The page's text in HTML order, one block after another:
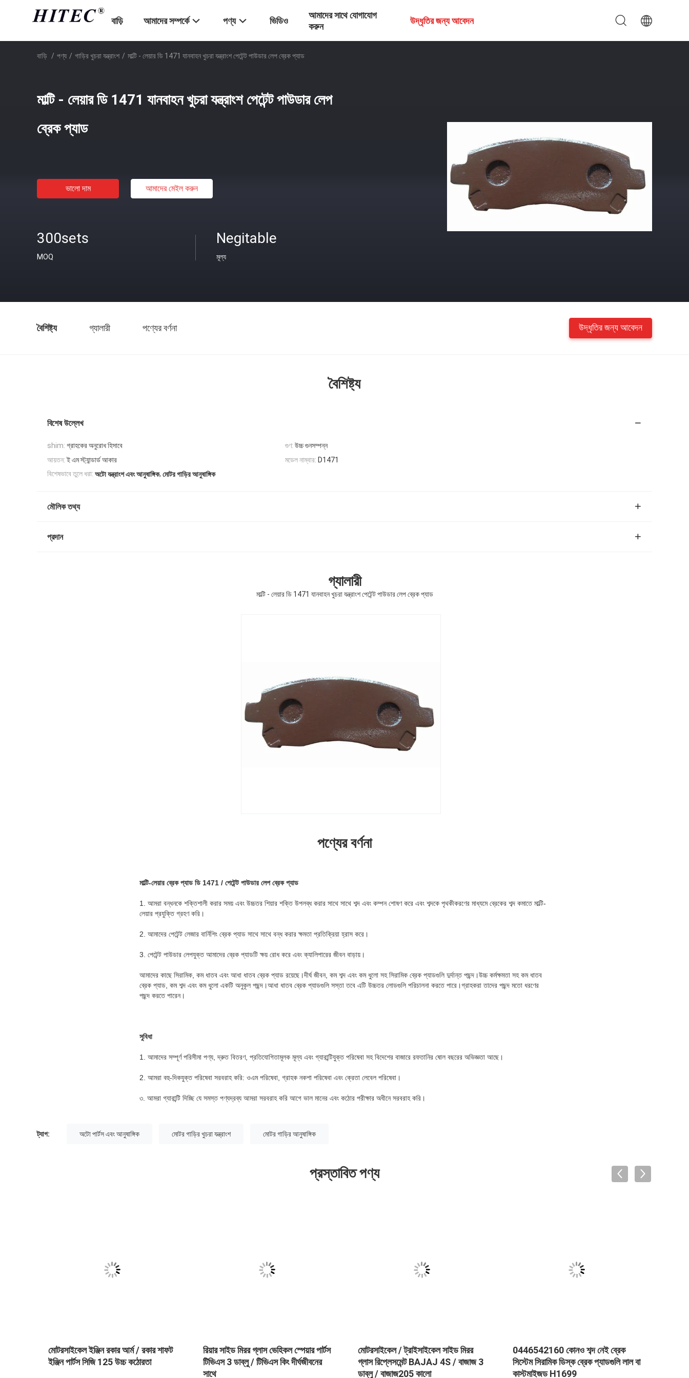
বাড়ি আমাদের সম্পর্কে পণ্য ভিডিও
আমাদের সাথে যোগাযোগ
করুন
উদ্ধৃতির জন্য আবেদন
বাড়ি / পণ্য / গাড়ির খুচরা যন্ত্রাংশ / মাল্টি - লেয়ার ডি 1471 যানবাহন খুচরা যন্ত্রাংশ পেটেন্ট পাউডার লেপ ব্রেক প্যাড
মাল্টি - লেয়ার ডি 1471 যানবাহন খুচরা যন্ত্রাংশ পেটেন্ট পাউডার লেপ
ব্রেক প্যাড
ভালো দাম আমাদের মেইল ​​করুন
300sets
MOQ
Negitable
মূল্য
বৈশিষ্ট্য গ্যালারী পণ্যের বর্ণনা উদ্ধৃতির জন্য আবেদন
বৈশিষ্ট্য
বিশেষ উল্লেখ
shim: গ্রাহকের অনুরোধ হিসাবে গুণ: উচ্চ গুনসম্পন্ন
আয়তন: ই এম স্ট্যান্ডার্ড আকার মডেল নাম্বার: D1471
বিশেষভাবে তুলে ধরা: অটো যন্ত্রাংশ এবং আনুষাঙ্গিক, মোটর গাড়ির আনুষাঙ্গিক
মৌলিক তথ্য
প্রদান
গ্যালারী
মাল্টি - লেয়ার ডি 1471 যানবাহন খুচরা যন্ত্রাংশ পেটেন্ট পাউডার লেপ ব্রেক প্যাড
পণ্যের বর্ণনা
মাল্টি-লেয়ার ব্রেক প্যাড ডি 1471 / পেটেন্ট পাউডার লেপ ব্রেক প্যাড
1. আমরা বন্ধনকে শক্তিশালী করার সময় এবং উচ্চতর শিয়ার শক্তি উপলব্ধ করার সাথে সাথে শব্দ এবং কম্পন শোষণ করে এবং শব্দকে পৃথকীকরণের মাধ্যমে ব্রেকের শব্দ কমাতে মাল্টি-
লেয়ার প্রযুক্তি গ্রহণ করি।
2. আমাদের পেটেন্ট লেজার বার্নিশিং ব্রেক প্যাড সাথে সাথে বন্ধ করার ক্ষমতা প্রতিক্রিয়া হ্রাস করে।
3. পেটেন্ট পাউডার লেপযুক্ত আমাদের ব্রেক প্যাডটি ক্ষয় রোধ করে এবং ক্যালিপারের জীবন বাড়ায়।
আমাদের কাছে সিরামিক, কম ধাতব এবং আধা ধাতব ব্রেক প্যাড রয়েছে।দীর্ঘ জীবন, কম শব্দ এবং কম ধুলো সহ সিরামিক ব্রেক প্যাডগুলি দুর্দান্ত পছন্দ।উচ্চ কর্মক্ষমতা সহ কম ধাতব
ব্রেক প্যাড, কম শব্দ এবং কম ধুলো একটি অনুকূল পছন্দ।আধা ধাতব ব্রেক প্যাডগুলি সস্তা তবে এটি উচ্চতর লোডগুলি পরিচালনা করতে পারে।গ্রাহকরা তাদের পছন্দ মতো ধরণের
পছন্দ করতে পারেন।
সুবিধা
1. আমাদের সম্পূর্ণ পরিসীমা পণ্য, দ্রুত বিতরণ, প্রতিযোগিতামূলক মূল্য এবং গ্যারান্টিযুক্ত পরিষেবা সহ বিদেশের বাজারে রফতানির ষোল বছরের অভিজ্ঞতা আছে।
2. আমরা বহু-দিকযুক্ত পরিষেবা সরবরাহ করি: ওএম পরিষেবা, গ্রাহক নকশা পরিষেবা এবং ক্রেতা লেবেল পরিষেবা।
৩. আমরা গ্যারান্টি দিচ্ছি যে সমস্ত পণ্যদ্রব্য আমরা সরবরাহ করি আগে ভাল মানের এবং কঠোর পরীক্ষার অধীনে সরবরাহ করি।
ট্যাগ: অটো পার্টস এবং আনুষাঙ্গিক মোটর গাড়ির খুচরা যন্ত্রাংশ মোটর গাড়ির আনুষাঙ্গিক
প্রস্তাবিত পণ্য
মোটরসাইকেল ইঞ্জিন রকার আর্ম / রকার শাফট
ইঞ্জিন পার্টস সিজি 125 উচ্চ কঠোরতা
রিয়ার সাইড মিরর গ্লাস ভেহিকল স্পেয়ার পার্টস
টিভিএস 3 ডাব্লু / টিভিএস কিং দীর্ঘজীবনের
সাথে
মোটরসাইকেল / ট্রাইসাইকেল সাইড মিরর
গ্লাস রিপ্লেসমেন্ট BAJAJ 4S / বাজাজ 3
ডাব্লু / বাজাজ205 কালো
0446542160 কোনও শব্দ নেই ব্রেক
সিস্টেম সিরামিক ডিস্ক ব্রেক প্যাডগুলি লাল বা
কাস্টমাইজড H1699